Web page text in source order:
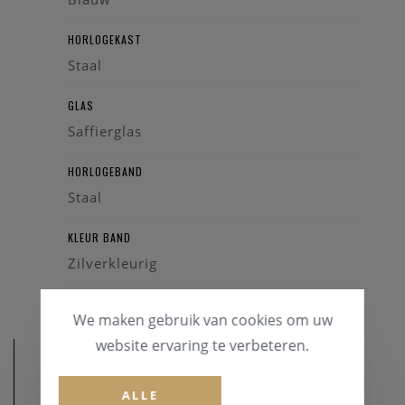
HORLOGEKAST
Staal
GLAS
Saffierglas
HORLOGEBAND
Staal
KLEUR BAND
Zilverkleurig
We maken gebruik van cookies om uw
website ervaring te verbeteren.
ALLE